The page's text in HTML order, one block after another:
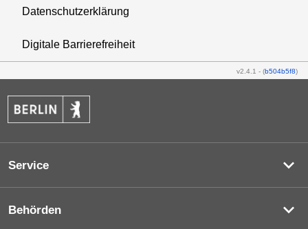
v2.4.1 -(b504b5f8)
Datenschutzerklärung
Digitale Barrierefreiheit
Service
Behörden